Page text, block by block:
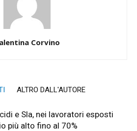
Corvino
ALTRO DALL'AUTORE
e Sla, nei lavoratori esposti
più alto fino al 70%